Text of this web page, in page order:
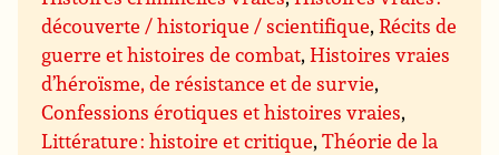
découverte / historique / scientifique,Récits de
guerre et histoires de combat,Histoires vraies
d’héroïsme, de résistance et de survie,
Confessions érotiques et histoires vraies,
Littérature : histoire et critique,Théorie de la